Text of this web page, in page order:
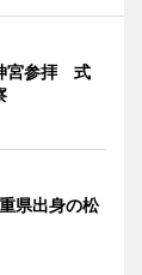
宮参拝 式
県出身の松